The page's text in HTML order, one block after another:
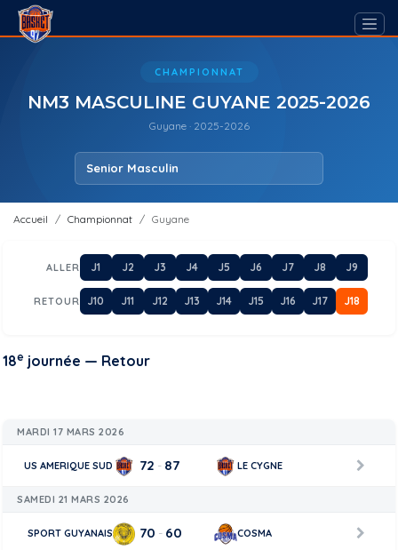
CHAMPIONNAT
NM3 MASCULINE GUYANE 2025-2026
Guyane · 2025-2026
Accueil Championnat Guyane
ALLER J1 J2 J3 J4 J5 J6 J7 J8 J9
RETOUR J10 J11 J12 J13 J14 J15 J16 J17 J18
18e journée — Retour
MARDI 17 MARS 2026
US AMERIQUE SUD 72 - 87 LE CYGNE
SAMEDI 21 MARS 2026
SPORT GUYANAIS 70 - 60 COSMA